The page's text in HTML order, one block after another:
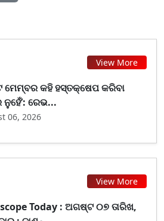
View More
ମେମ୍ବର କହି ହସ୍ତକ୍ଷେପ କରିବା
ରେଭ...
06, 2026
View More
Today : ଅଗଷ୍ଟ ୦୭ ତାରିଖ,